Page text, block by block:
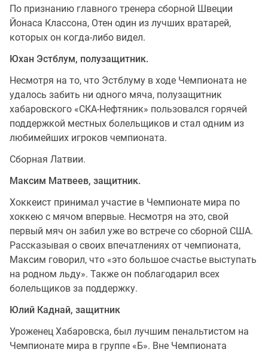
По признанию главного тренера сборной Швеции
Йонаса Классона, Отен один из лучших вратарей,
которых он когда-либо видел.
Юхан Эстблум, полузащитник.
Несмотря на то, что Эстблуму в ходе Чемпионата не
удалось забить ни одного мяча, полузащитник
хабаровского «СКА-Нефтяник» пользовался горячей
поддержкой местных болельщиков и стал одним из
любимейших игроков чемпионата.
Сборная Латвии.
Максим Матвеев, защитник.
Хоккеист принимал участие в Чемпионате мира по
хоккею с мячом впервые. Несмотря на это, свой
первый мяч он забил уже во встрече со сборной США.
Рассказывая о своих впечатлениях от чемпионата,
Максим говорил, что «это большое счастье выступать
на родном льду». Также он поблагодарил всех
болельщиков за поддержку.
Юлий Каднай, защитник
Уроженец Хабаровска, был лучшим пенальтистом на
Чемпионате мира в группе «Б». Вне Чемпионата